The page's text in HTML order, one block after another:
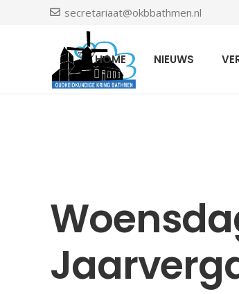
secretariaat@okbbathmen.nl
HOME NIEUWS